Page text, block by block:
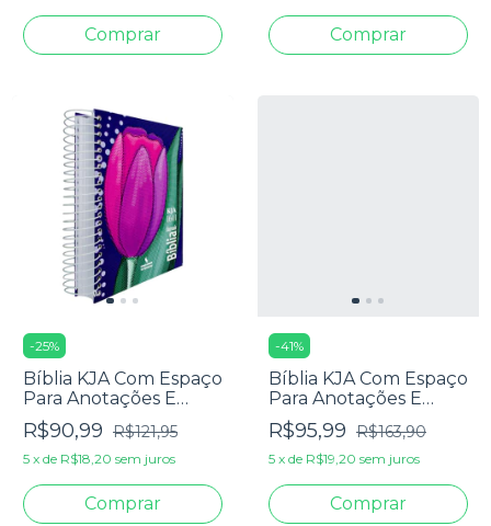
-25%
Bíblia KJA Com Espaço
Para Anotações E
Texto Colorido - Capa
Dura Espiral Tulipa
R$90,99 R$121,95
5 x de R$18,20 sem juros
-41%
Bíblia KJA Com Espaço
Para Anotações E
Texto Colorido - Capa
Dura Magnólia
R$95,99 R$163,90
5 x de R$19,20 sem juros